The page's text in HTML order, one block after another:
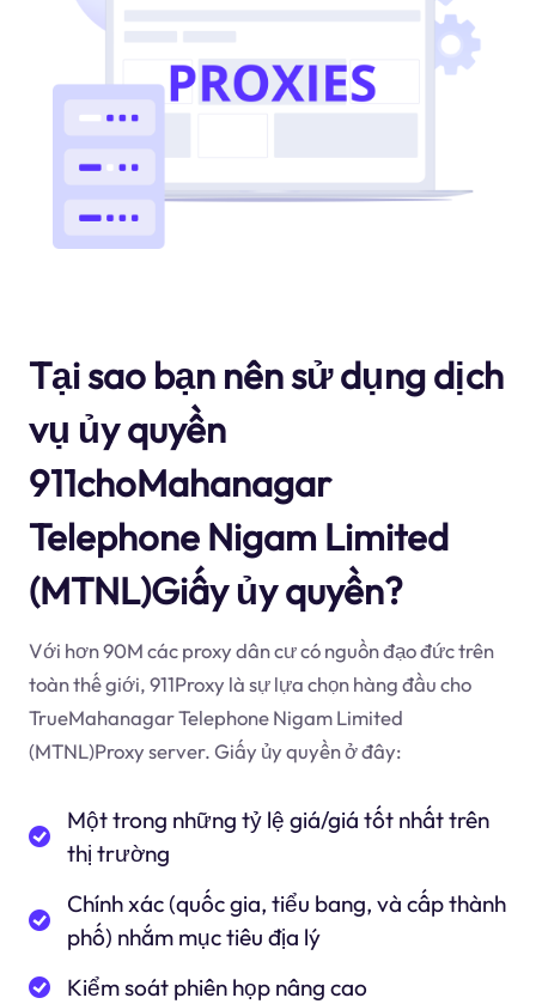
Tại sao bạn nên sử dụng dịch
vụ ủy quyền
911choMahanagar
Telephone Nigam Limited
(MTNL)Giấy ủy quyền?
Với hơn 90M các proxy dân cư có nguồn đạo đức trên
toàn thế giới, 911Proxy là sự lựa chọn hàng đầu cho
TrueMahanagar Telephone Nigam Limited
(MTNL)Proxy server. Giấy ủy quyền ở đây:
Một trong những tỷ lệ giá/giá tốt nhất trên
thị trường
Chính xác (quốc gia, tiểu bang, và cấp thành
phố) nhắm mục tiêu địa lý
Kiểm soát phiên họp nâng cao